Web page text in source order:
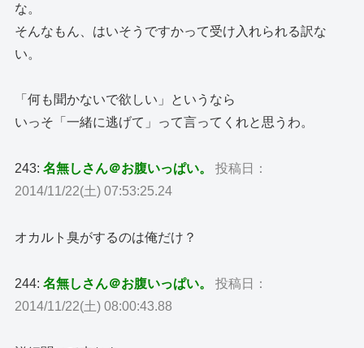
な。
そんなもん、はいそうですかって受け入れられる訳な
い。
「何も聞かないで欲しい」というなら
いっそ「一緒に逃げて」って言ってくれと思うわ。
243:名無しさん＠お腹いっぱい。
投稿日：
2014/11/22(土) 07:53:25.24
オカルト臭がするのは俺だけ？
244:名無しさん＠お腹いっぱい。
投稿日：
2014/11/22(土) 08:00:43.88